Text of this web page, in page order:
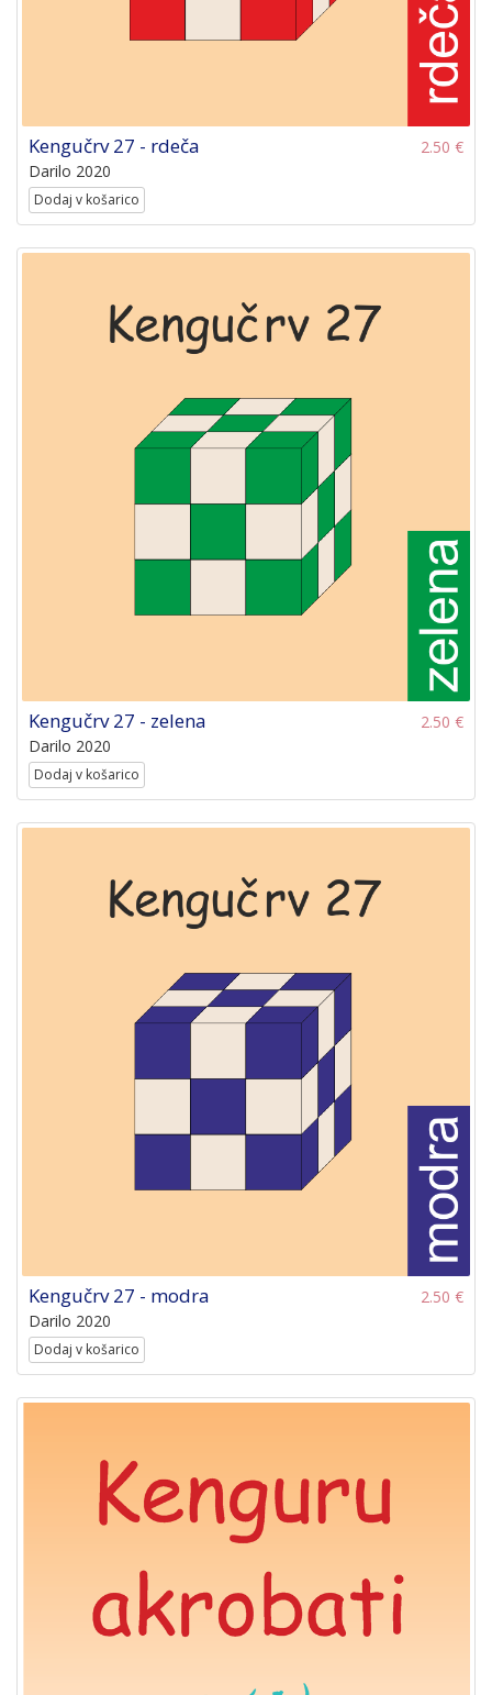
Kengučrv 27 - rdeča
2.50 €
Darilo 2020
Dodaj v košarico
Kengučrv 27 - zelena
2.50 €
Darilo 2020
Dodaj v košarico
Kengučrv 27 - modra
2.50 €
Darilo 2020
Dodaj v košarico